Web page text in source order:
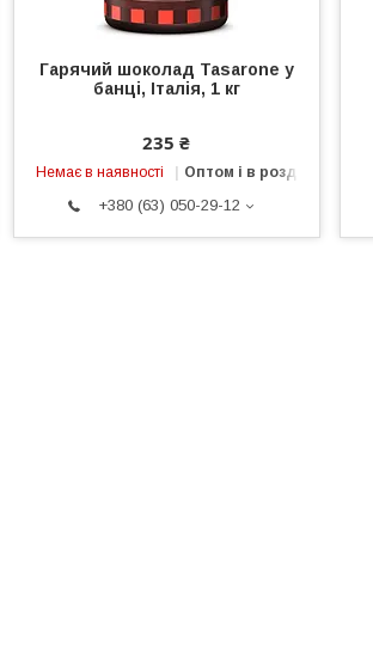
Гарячий шоколад Tasarone у
банці, Італія, 1 кг
235 ₴
Немає в наявності Оптом і в роздріб
+380 (63) 050-29-12